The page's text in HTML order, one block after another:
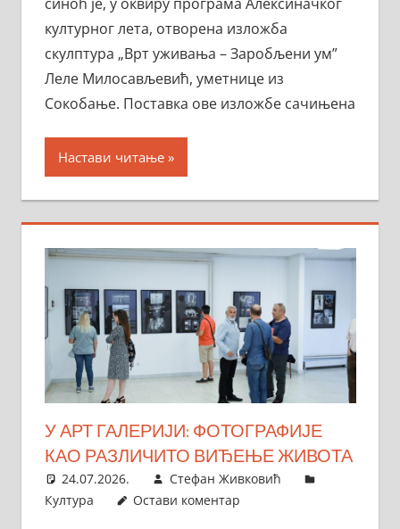
културног лета, отворена изложба
скулптура „Врт уживања – Заробљени ум”
Леле Милосављевић, уметнице из
Сокобање. Поставка ове изложбе сачињена
Настави читање
У АРТ ГАЛЕРИЈИ: ФОТОГРАФИЈЕ
КАО РАЗЛИЧИТО ВИЂЕЊЕ ЖИВОТА
24.07.2026.
Стефан Живковић
Култура
Остави коментар